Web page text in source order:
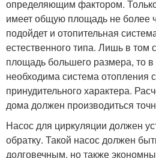
определяющим фактором.
имеет общую площадь не более
подойдет и отопительная
естественного типа. Лишь в том
площадь большего размера, то
необходима система отопления
принудительного характера.
дома должен производиться
Насос для циркуляции должен
обратку. Такой насос должен
долговечным, но также